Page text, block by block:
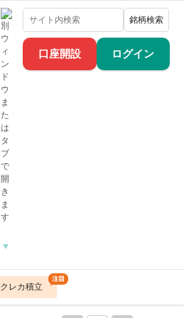
口座開設 ログイン
銘柄検索
クレカ積立